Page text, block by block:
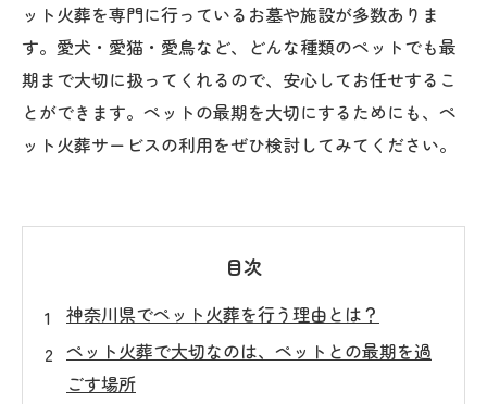
ット火葬を専門に行っているお墓や施設が多数ありま
す。愛犬・愛猫・愛鳥など、どんな種類のペットでも最
期まで大切に扱ってくれるので、安心してお任せするこ
とができます。ペットの最期を大切にするためにも、ペ
ット火葬サービスの利用をぜひ検討してみてください。
目次
神奈川県でペット火葬を行う理由とは？
ペット火葬で大切なのは、ペットとの最期を過
ごす場所